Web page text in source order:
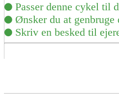
Passer denne cykel til
Ønsker du at genbruge
Skriv en besked til